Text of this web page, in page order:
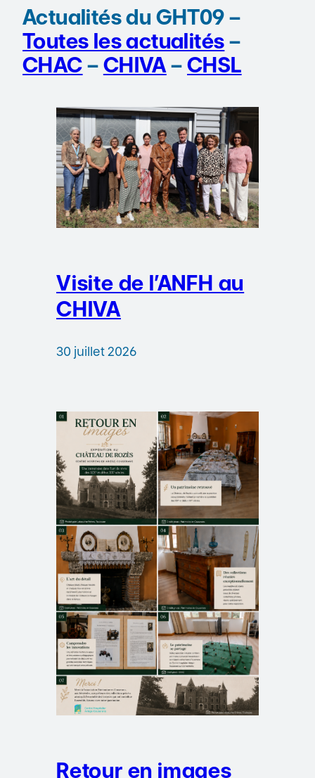
Actualités du GHT09 –
Toutes les actualités –
CHAC – CHIVA –CHSL
Visite de l’ANFH au
CHIVA
30 juillet 2026
Retour en images